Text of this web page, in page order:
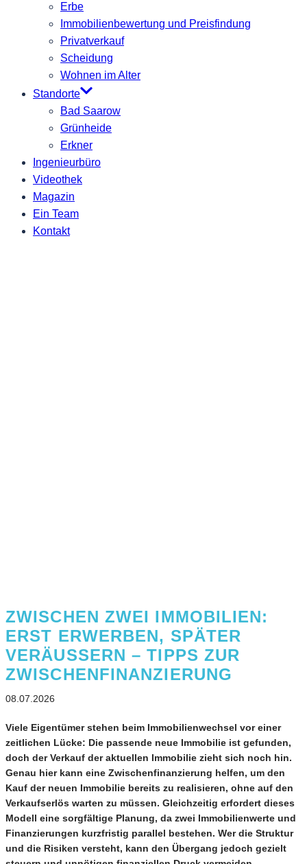
Erbe
Immobilienbewertung und Preisfindung
Privatverkauf
Scheidung
Wohnen im Alter
Standorte
Bad Saarow
Grünheide
Erkner
Ingenieurbüro
Videothek
Magazin
Ein Team
Kontakt
ZWISCHEN ZWEI IMMOBILIEN:
ERST ERWERBEN, SPÄTER
VERÄUSSERN – TIPPS ZUR Z
WISCHENFINANZIERUNG
08.07.2026
Viele Eigentümer stehen beim Immobilienwechsel vor einer
zeitlichen Lücke: Die passende neue Immobilie ist gefunden,
doch der Verkauf der aktuellen Immobilie zieht sich noch hin.
Genau hier kann eine Zwischenfinanzierung helfen, um den
Kauf der neuen Immobilie bereits zu realisieren, ohne auf den
Verkaufserlös warten zu müssen. Gleichzeitig erfordert dieses
Modell eine sorgfältige Planung, da zwei Immobilienwerte und
Finanzierungen kurzfristig parallel bestehen. Wer die Struktur
und die Risiken versteht, kann den Übergang jedoch gezielt